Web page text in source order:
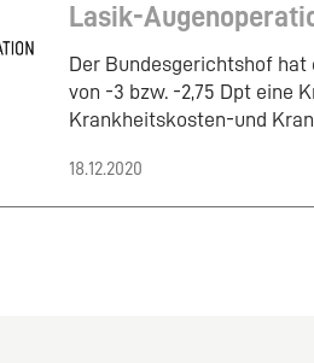
Lasik-
Der Bundesgerichtshof hat
von -3 bzw. -2,75 Dpt eine
Krankheitskosten-und
18.12.2020